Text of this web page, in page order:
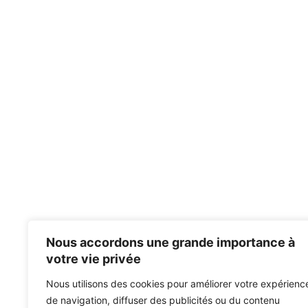
Nous accordons une grande importance à
votre vie privée
Nous utilisons des cookies pour améliorer votre
de navigation, diffuser des publicités ou du contenu